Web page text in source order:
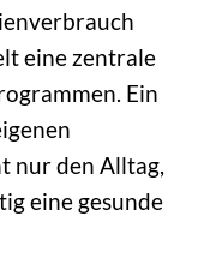
eine zentrale
Ein
nur den Alltag,
eine gesunde